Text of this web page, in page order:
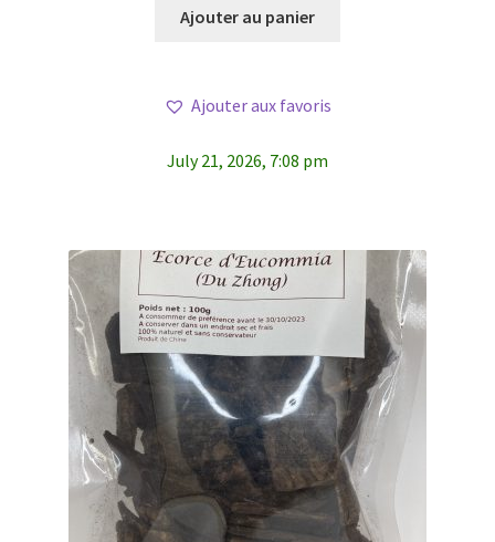
Ajouter au panier
Ajouter aux favoris
July 21, 2026, 7:08 pm